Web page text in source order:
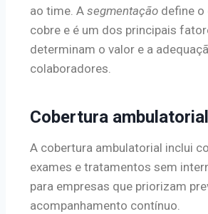
ao time. A segmentação define
cobre e é um dos principais
determinam o valor e a
colaboradores.
Cobertura ambulatorial
A cobertura ambulatorial inclui
exames e tratamentos sem
para empresas que priorizam
acompanhamento contínuo.